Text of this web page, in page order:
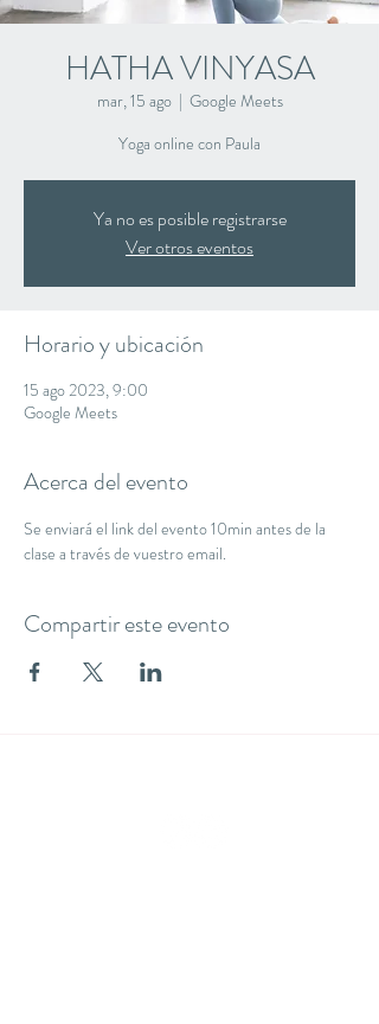
HATHA VINYASA
mar, 15 ago
  |
Google Meets
Yoga online con Paula
Ya no es posible registrarse
Ver otros eventos
Horario y ubicación
15 ago 2023, 9:00
Google Meets
Acerca del evento
Se enviará el link del evento 10min antes de la
clase a través de vuestro email.
Compartir este evento